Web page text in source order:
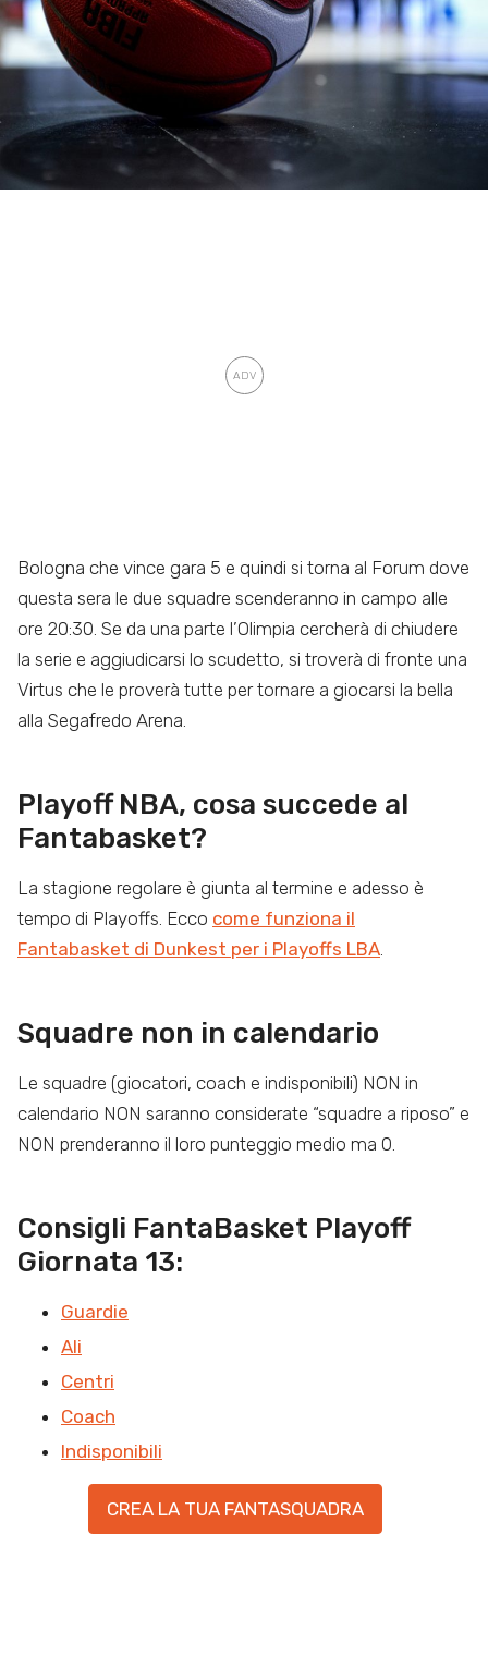
Bologna che vince gara 5 e quindi si torna al Forum dove
questa sera le due squadre scenderanno in campo alle
ore 20:30. Se da una parte l’Olimpia cercherà di chiudere
la serie e aggiudicarsi lo scudetto, si troverà di fronte una
Virtus che le proverà tutte per tornare a giocarsi la bella
alla Segafredo Arena.
Playoff NBA, cosa succede al
Fantabasket?
La stagione regolare è giunta al termine e adesso è
tempo di Playoffs. Ecco come funziona il
Fantabasket di Dunkest per i Playoffs LBA.
Squadre non in calendario
Le squadre (giocatori, coach e indisponibili) NON in
calendario NON saranno considerate “squadre a riposo” e
NON prenderanno il loro punteggio medio ma 0.
Consigli FantaBasket Playoff
Giornata 13:
Guardie
Ali
Centri
Coach
Indisponibili
CREA LA TUA FANTASQUADRA